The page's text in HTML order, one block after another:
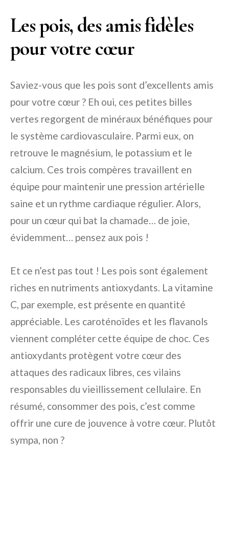
Les pois, des amis fidèles
pour votre cœur
Saviez-vous que les pois sont d’excellents amis
pour votre cœur ? Eh oui, ces petites billes
vertes regorgent de minéraux bénéfiques pour
le système cardiovasculaire. Parmi eux, on
retrouve le magnésium, le potassium et le
calcium. Ces trois compères travaillent en
équipe pour maintenir une pression artérielle
saine et un rythme cardiaque régulier. Alors,
pour un cœur qui bat la chamade… de joie,
évidemment… pensez aux pois !
Et ce n’est pas tout ! Les pois sont également
riches en nutriments antioxydants. La vitamine
C, par exemple, est présente en quantité
appréciable. Les caroténoïdes et les flavanols
viennent compléter cette équipe de choc. Ces
antioxydants protègent votre cœur des
attaques des radicaux libres, ces vilains
responsables du vieillissement cellulaire. En
résumé, consommer des pois, c’est comme
offrir une cure de jouvence à votre cœur. Plutôt
sympa, non ?